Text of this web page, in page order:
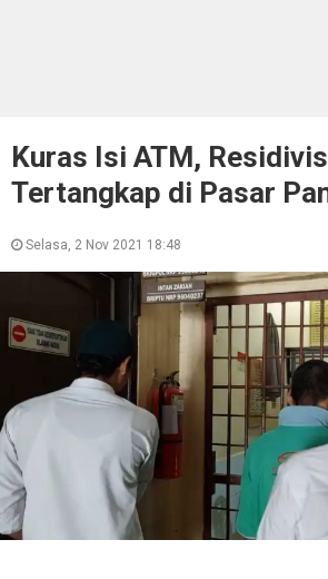
Kuras Isi ATM,
Tertangkap di Pasar
Selasa, 2 Nov 2021 18:48